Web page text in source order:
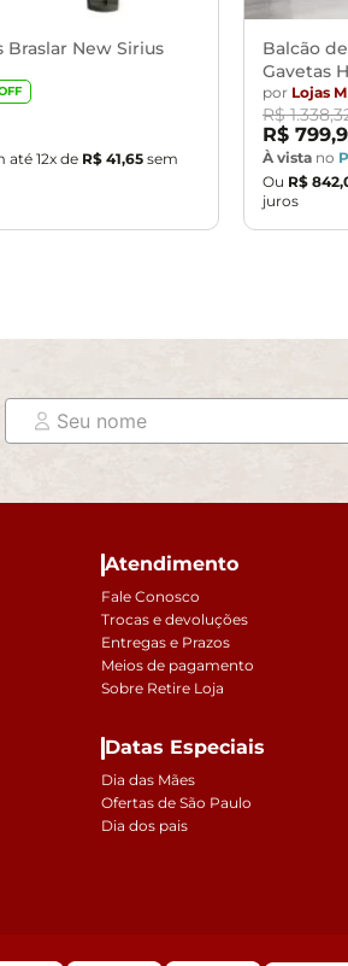
Braslar New Sirius
até 12x de R$ 41,65 sem
Balcão
Gavetas
por Lojas
R$ 1.338,
R$ 799,
À vista no
Ou R$ 842,
juros
Atendimento
Fale Conosco
Trocas e devoluções
Entregas e Prazos
Meios de pagamento
Sobre Retire Loja
Datas Especiais
Dia das Mães
Ofertas de São Paulo
Dia dos pais